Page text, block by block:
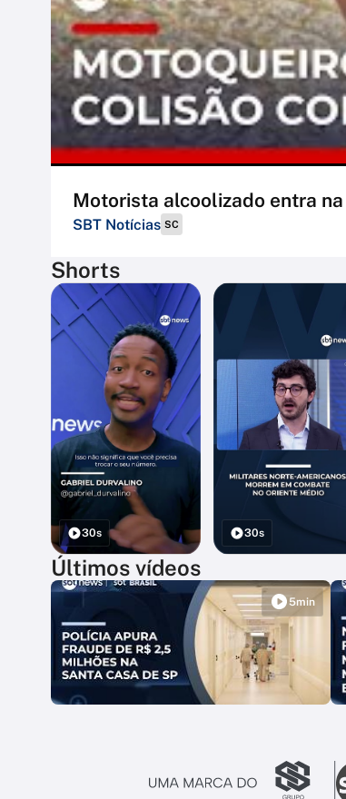
Motorista alcoolizado entra
SBT Notícias SC
Shorts
30s 30s
Últimos vídeos
5min